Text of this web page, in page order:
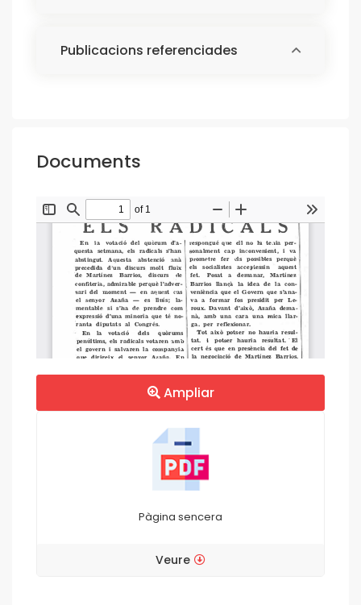
Publicacions referenciades
Documents
Ampliar
Pàgina sencera
Veure